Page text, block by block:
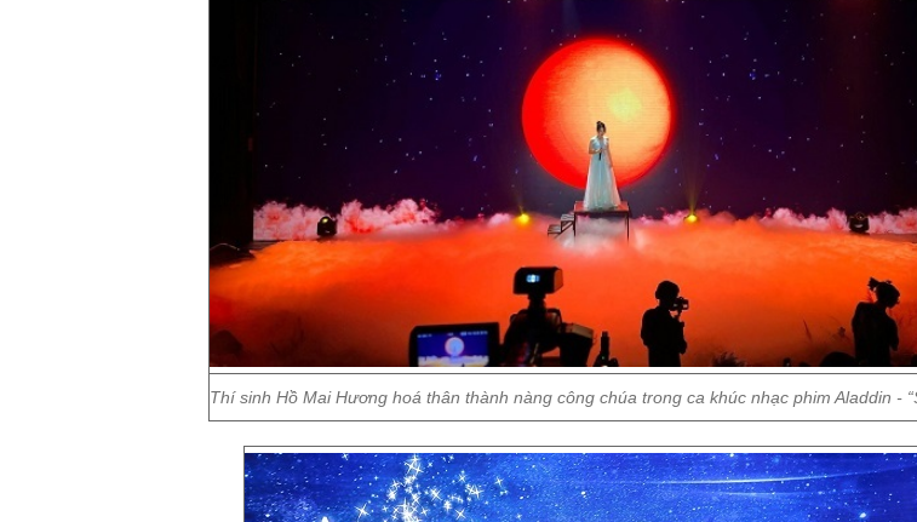
Thí sinh Hồ Mai Hương hoá thân thành nàng công chúa trong ca khúc nhạc phim Aladdin -